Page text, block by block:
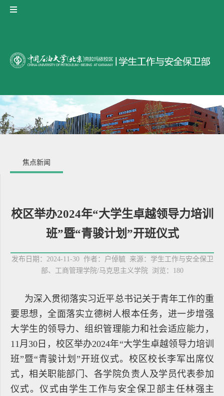
焦点新闻
校区举办2024年“大学生卓越领导力培训
班”暨“青骏计划”开班仪式
发布日期：2024-11-30 作者：户倬毓 来源：学生工作与安全保卫
部、工商管理学院/马克思主义学院 浏览： 180
为深入贯彻落实习近平总书记关于青年工作的重
要思想，全面落实立德树人根本任务，进一步增强
大学生的领导力、组织管理能力和社会适应能力，
11月30日，校区举办2024年“大学生卓越领导力培训
班”暨“青骏计划”开班仪式。校区校长李军出席仪
式，相关职能部门、各学院负责人及学员代表参加
仪式。仪式由学生工作与安全保卫部主任林强主